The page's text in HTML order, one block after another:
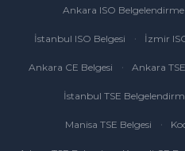
Ankara ISO Belgelendirme
İstanbul ISO Belgesi İzmir
Ankara CE Belgesi Ankara
İstanbul TSE
Manisa TSE Belgesi